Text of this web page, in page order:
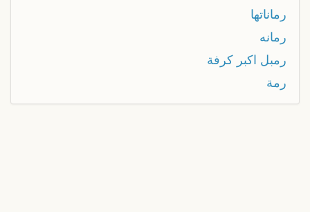
رماناتها
رمانه
رمبل اكبر كرفة
رمة